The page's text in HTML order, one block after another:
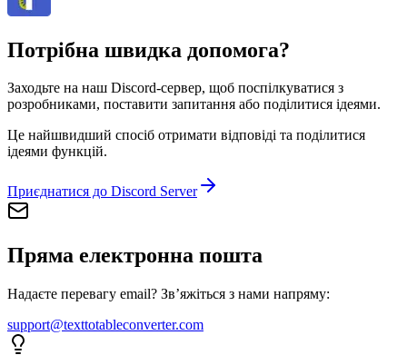
Потрібна швидка допомога?
Заходьте на наш Discord-сервер, щоб поспілкуватися з
розробниками, поставити запитання або поділитися ідеями.
Це найшвидший спосіб отримати відповіді та поділитися
ідеями функцій.
Приєднатися до Discord Server
Пряма електронна пошта
Надаєте перевагу email? Зв’яжіться з нами напряму:
support@texttotableconverter.com